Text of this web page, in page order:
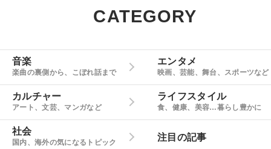
CATEGORY
音楽
楽曲の裏側から、こぼれ話まで
エンタメ
映画、芸能、舞台、スポーツなど
カルチャー
アート、文芸、マンガなど
ライフスタイル
食、健康、美容…暮らし豊かに
社会
国内、海外の気になるトピック
注目の記事